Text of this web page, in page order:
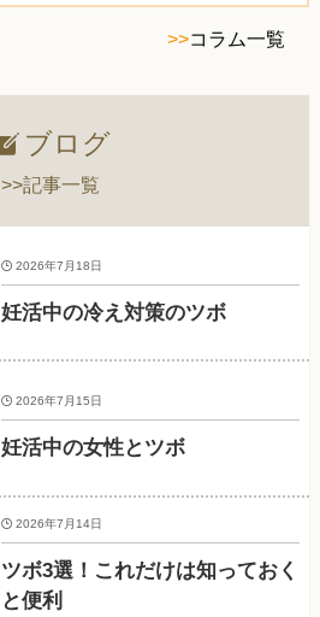
>>コラム一覧
ブログ
>>記事一覧
妊活中の冷え対策のツボ
2026年7月18日
妊活中の女性とツボ
2026年7月15日
ツボ3選！これだけは知っておく
と便利
2026年7月14日